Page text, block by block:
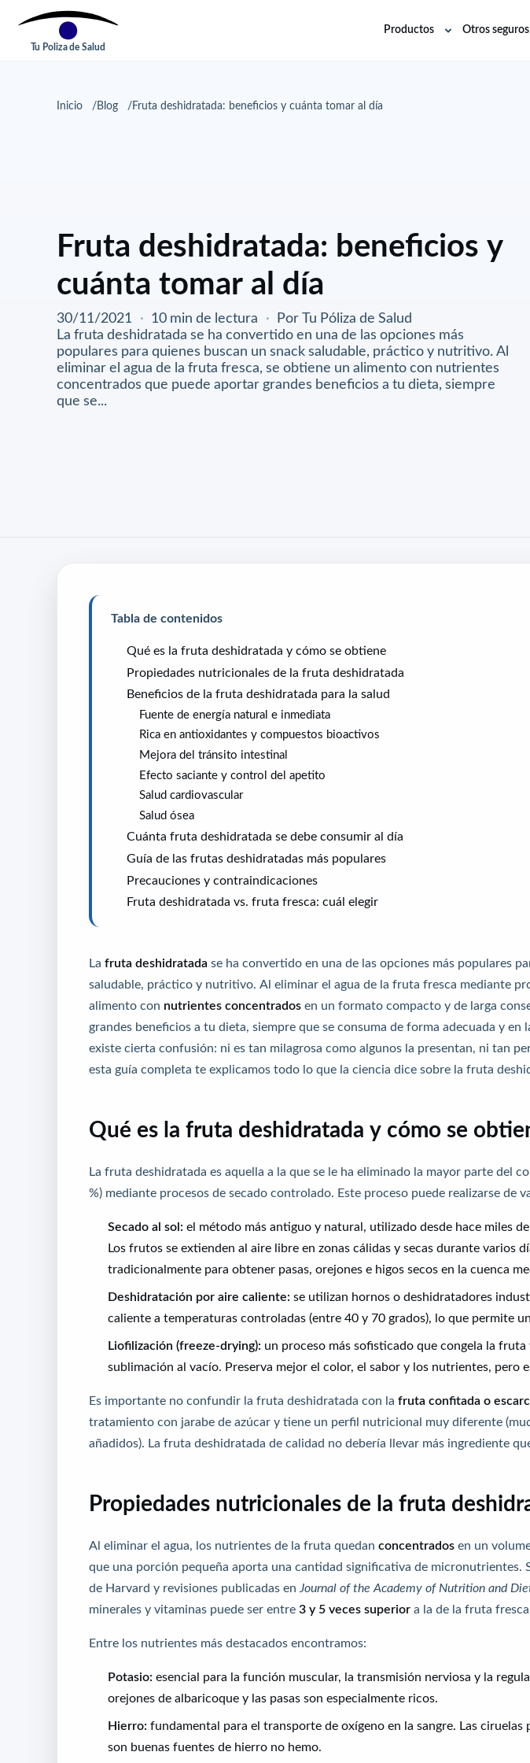
Tu Poliza de Salud
Productos
AbrirOtros seguros
Inicio Blog Fruta deshidratada: beneficios y cuánta tomar al día
Fruta deshidratada: beneficios y
cuánta tomar al día
30/11/2021 · 10 min de lectura ·
Por Tu Póliza de Salud
La fruta deshidratada se ha convertido en una de las opciones más
populares para quienes buscan un snack saludable, práctico y nutritivo. Al
eliminar el agua de la fruta fresca, se obtiene un alimento con nutrientes
concentrados que puede aportar grandes beneficios a tu dieta, siempre
que se...
Tabla de contenidos
Qué es la fruta deshidratada y cómo se obtiene
Propiedades nutricionales de la fruta deshidratada
Beneficios de la fruta deshidratada para la salud
Fuente de energía natural e inmediata
Rica en antioxidantes y compuestos bioactivos
Mejora del tránsito intestinal
Efecto saciante y control del apetito
Salud cardiovascular
Salud ósea
Cuánta fruta deshidratada se debe consumir al día
Guía de las frutas deshidratadas más populares
Precauciones y contraindicaciones
Fruta deshidratada vs. fruta fresca: cuál elegir
La fruta deshidratada se ha convertido en una de las opciones más populares
saludable, práctico y nutritivo. Al eliminar el agua de la fruta fresca mediante
alimento con nutrientes concentrados en un formato compacto y de larga
grandes beneficios a tu dieta, siempre que se consuma de forma adecuada y en
existe cierta confusión: ni es tan milagrosa como algunos la presentan, ni tan
esta guía completa te explicamos todo lo que la ciencia dice sobre la fruta
Qué es la fruta deshidratada y cómo se
La fruta deshidratada es aquella a la que se le ha eliminado la mayor parte del
%) mediante procesos de secado controlado. Este proceso puede realizarse de
Secado al sol: el método más antiguo y natural, utilizado desde hace miles
Los frutos se extienden al aire libre en zonas cálidas y secas durante varios
tradicionalmente para obtener pasas, orejones e higos secos en la cuenca
Deshidratación por aire caliente: se utilizan hornos o deshidratadores
caliente a temperaturas controladas (entre 40 y 70 grados), lo que permite
Liofilización (freeze-drying): un proceso más sofisticado que congela la
sublimación al vacío. Preserva mejor el color, el sabor y los nutrientes, pero
Es importante no confundir la fruta deshidratada con la fruta confitada o
tratamiento con jarabe de azúcar y tiene un perfil nutricional muy diferente
añadidos). La fruta deshidratada de calidad no debería llevar más ingrediente
Propiedades nutricionales de la fruta
Al eliminar el agua, los nutrientes de la fruta quedan concentrados en un
que una porción pequeña aporta una cantidad significativa de micronutrientes.
de Harvard y revisiones publicadas en Journal of the Academy of Nutrition and
minerales y vitaminas puede ser entre 3 y 5 veces superior a la de la fruta
Entre los nutrientes más destacados encontramos:
Potasio: esencial para la función muscular, la transmisión nerviosa y la
orejones de albaricoque y las pasas son especialmente ricos.
Hierro: fundamental para el transporte de oxígeno en la sangre. Las ciruelas
son buenas fuentes de hierro no hemo.